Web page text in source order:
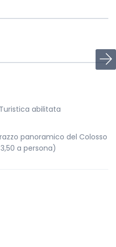
abilitata
panoramico del Colosso
a persona)